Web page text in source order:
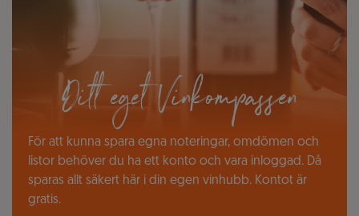
Ditt eget Vinkompassen
För att kunna spara egna noteringar, omdömen och
listor behöver du ha ett konto och vara inloggad. Då
sparas allt säkert här i din egen vinhubb. Kontot är
gratis.